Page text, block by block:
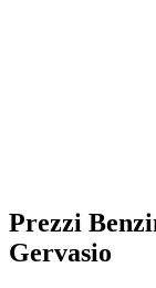
Prezzi
Gervasio